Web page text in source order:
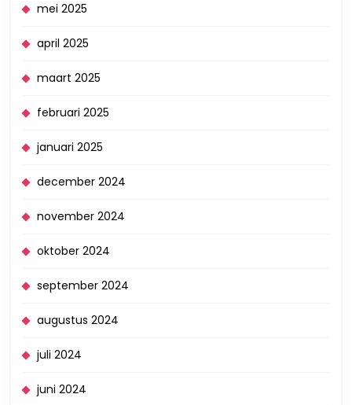
mei 2025
april 2025
maart 2025
februari 2025
januari 2025
december 2024
november 2024
oktober 2024
september 2024
augustus 2024
juli 2024
juni 2024